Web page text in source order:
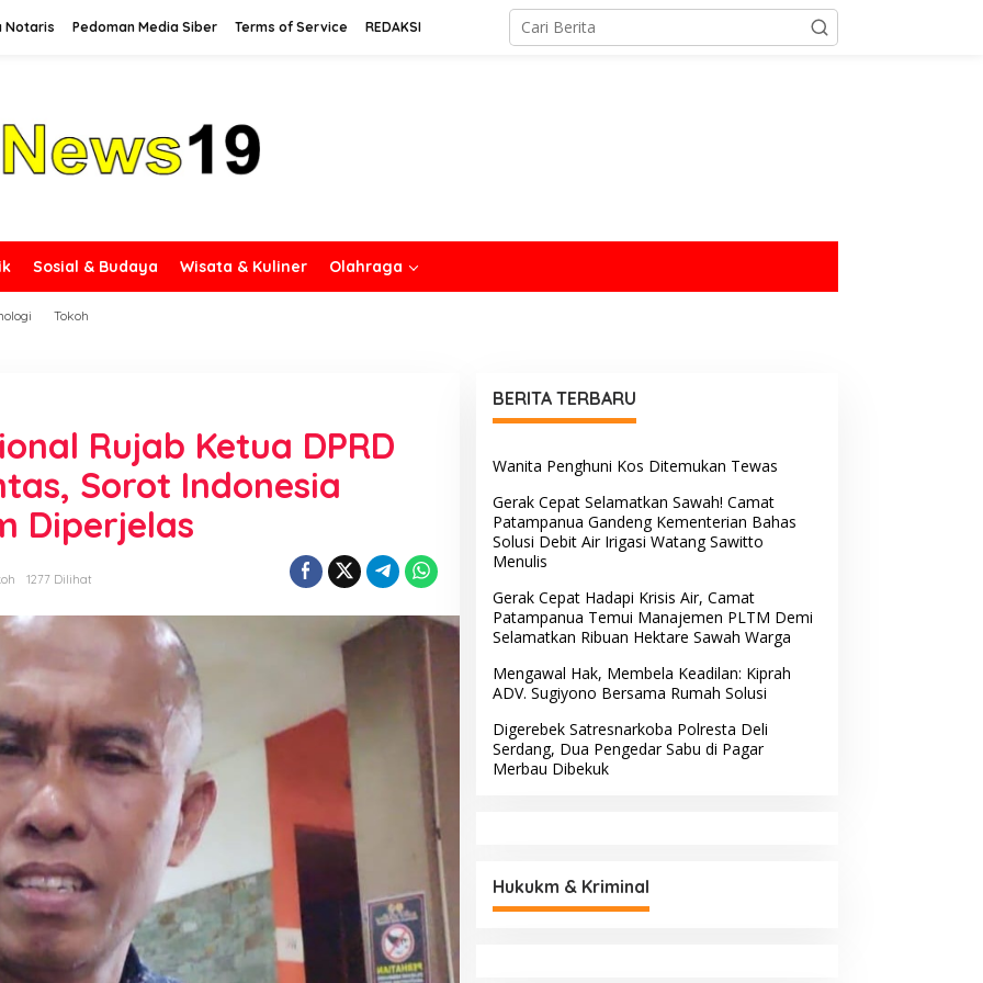
Notaris Pedoman Media Siber Terms of Service REDAKSI
Sosial & Budaya Wisata & Kuliner Olahraga
Tokoh
Rujab Ketua DPRD
Sorot Indonesia
Diperjelas
1277 Dilihat
BERITA TERBARU
Wanita Penghuni Kos Ditemukan Tewas
Gerak Cepat Selamatkan Sawah! Camat
Patampanua Gandeng Kementerian Bahas
Solusi Debit Air Irigasi Watang Sawitto
Menulis
Gerak Cepat Hadapi Krisis Air, Camat
Patampanua Temui Manajemen PLTM Demi
Selamatkan Ribuan Hektare Sawah Warga
Mengawal Hak, Membela Keadilan: Kiprah
ADV. Sugiyono Bersama Rumah Solusi
Digerebek Satresnarkoba Polresta Deli
Serdang, Dua Pengedar Sabu di Pagar
Merbau Dibekuk
Hukukm & Kriminal